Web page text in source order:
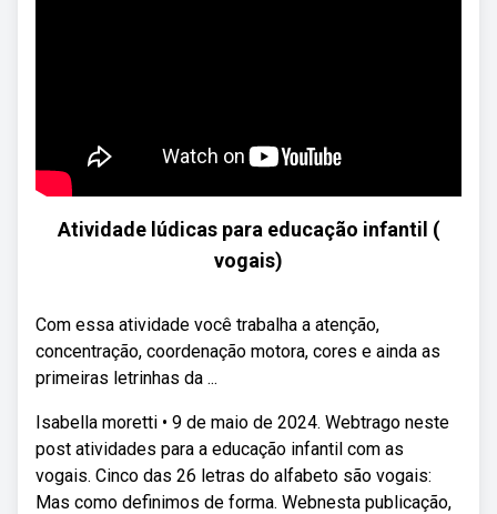
Atividade lúdicas para educação infantil (
vogais)
Com essa atividade você trabalha a atenção,
concentração, coordenação motora, cores e ainda as
primeiras letrinhas da ...
Isabella moretti • 9 de maio de 2024. Webtrago neste
post atividades para a educação infantil com as
vogais. Cinco das 26 letras do alfabeto são vogais:
Mas como definimos de forma. Webnesta publicação,